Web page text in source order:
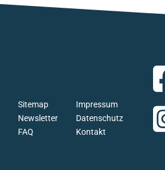
FAQ
Newsletter
Sitemap
Kontakt
Datenschutz
Impressum